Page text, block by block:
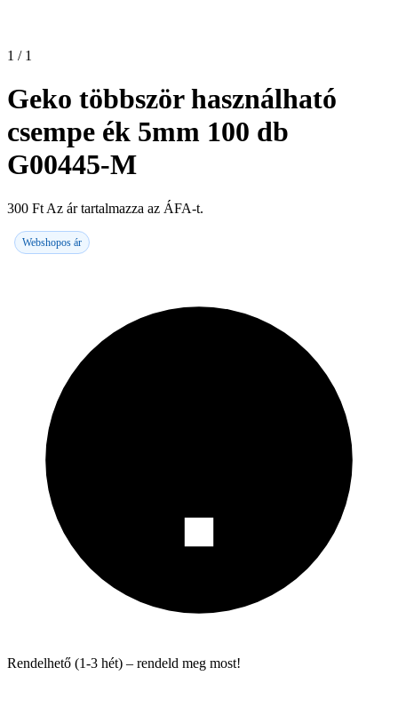
1 / 1
Geko többször használható
csempe ék 5mm 100 db
G00445-M
300 Ft Az ár tartalmazza az ÁFA-t.
Webshopos ár
Rendelhető (1-3 hét) – rendeld meg most!